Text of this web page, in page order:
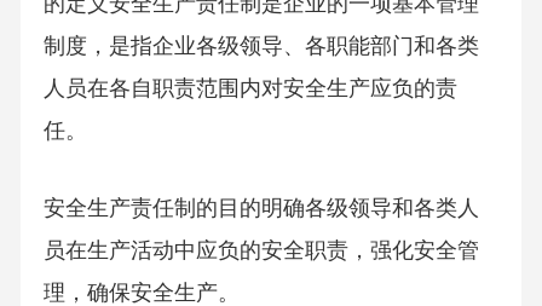
制度，是指企业各级领导、各职能部门和各类
人员在各自职责范围内对安全生产应负的责
任。
安全生产责任制的目的明确各级领导和各类人
员在生产活动中应负的安全职责，强化安全管
理，确保安全生产。